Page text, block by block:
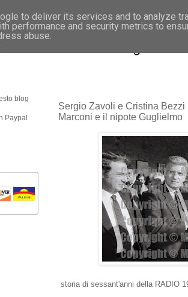
- Fotonotizie per
Sergio Zavoli e Cristina
Marconi e il nipote Guglielmo
storia di sessant'anni della RADIO
blog
Paypal
to deliver its services and to analyze
performance and security metrics to
abuse.